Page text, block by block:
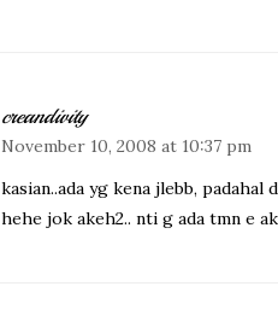
creandivity
November 10, 2008 at 10:37 pm
kasian..ada yg kena jlebb,
hehe jok akeh2.. nti g ada tmn e